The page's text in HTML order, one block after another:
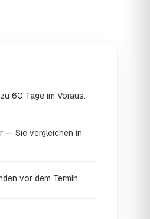
60 Tage im Voraus.
— Sie vergleichen in
vor dem Termin.